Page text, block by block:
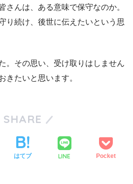
さんは、ある意味で保守なのか。
り続け、後世に伝えたいという思
。その思い、受け取りはしません
きたいと思います。
SHARE
はてブ LINE Pocket